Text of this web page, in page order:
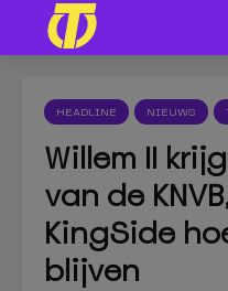
HEADLINE NIEUWS
Willem II
van de
KingSide
blijven